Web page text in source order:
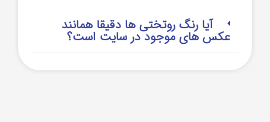
آیا رنگ روتختی ها دقیقا همانند
عکس های موجود در سایت است؟